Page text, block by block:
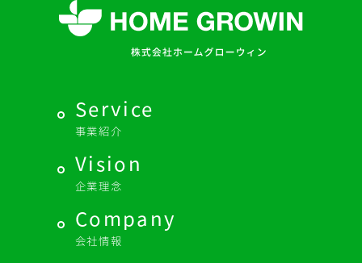
Service
事業紹介
Vision
企業理念
Company
会社情報